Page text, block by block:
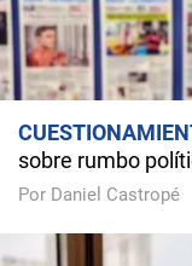
sobre rumbo
Por Daniel Castropé